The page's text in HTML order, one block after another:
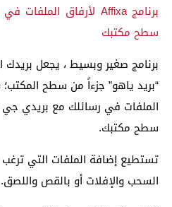
سطح مكتبك
برنامج صغير وبسيط ، يجعل بريدك
“بريد ياهو” جزءاً من سطح
الملفات في رسائلك مع بريدي
سطح مكتبك.
تستطيع إضافة الملفات التي ترغب
السحب والإفلات أو بالقص واللصق.